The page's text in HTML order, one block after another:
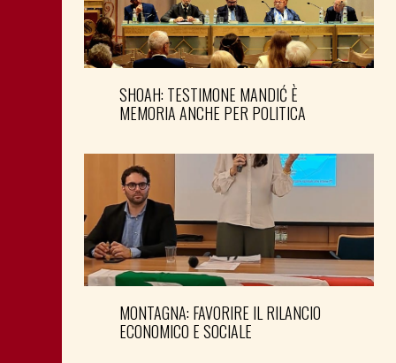
SHOAH: TESTIMONE MANDIĆ È
MEMORIA ANCHE PER POLITICA
MONTAGNA: FAVORIRE IL RILANCIO
ECONOMICO E SOCIALE